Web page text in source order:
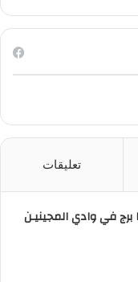
تعليقات
برج في وادي المجينيـن